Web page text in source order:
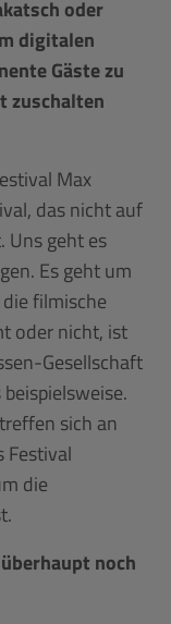
oder
digitalen
Gäste zu
zuschalten
Max
das nicht auf
Uns geht es
Es geht um
filmische
oder nicht, ist
Gesellschaft
sich an
Festival
die
noch